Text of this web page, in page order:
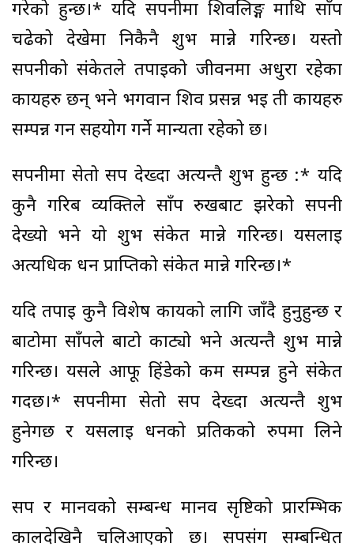
गरेको हुन्छ।* यदि सपनीमा शिवलिङ्ग माथि साँप
चढेको देखेमा निकैनै शुभ मान्ने गरिन्छ। यस्तो
सपनीको संकेतले तपाईको जीवनमा अधुरा रहेका
कार्यहरु छन् भने भगवान शिव प्रसन्न भई ती कार्यहरु
सम्पन्न गर्न सहयोग गर्ने मान्यता रहेको छ।
सपनीमा सेतो सर्प देख्दा अत्यन्तै शुभ हुन्छ :* यदि
कुनै गरिब व्यक्तिले साँप रुखबाट झरेको सपनी
देख्यो भने यो शुभ संकेत मान्ने गरिन्छ। यसलाई
अत्यधिक धन प्राप्तिको संकेत मान्ने गरिन्छ।*
यदि तपाई कुनै विशेष कार्यको लागि जाँदै हुनुहुन्छ र
बाटोमा साँपले बाटो काट्यो भने अत्यन्तै शुभ मान्ने
गरिन्छ। यसले आफू हिंडेको कम सम्पन्न हुने संकेत
गर्दछ।* सपनीमा सेतो सर्प देख्दा अत्यन्तै शुभ
हुनेगर्छ र यसलाई धनको प्रतिकको रुपमा लिने
गरिन्छ।
सर्प र मानवको सम्बन्ध मानव सृष्टिको प्रारम्भिक
कालदेखिनै चलिआएको छ। सर्पसंग सम्बन्धित